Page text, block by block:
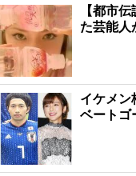
【都市
た芸能人
イケメン
ベートゴ